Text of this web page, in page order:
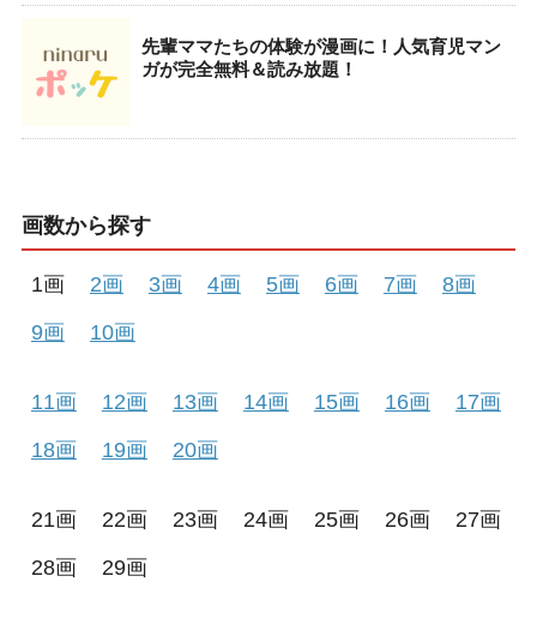
先輩ママたちの体験が漫画に！人気育児マン
ガが完全無料＆読み放題！
画数から探す
1画 2画 3画 4画 5画 6画 7画
8画
9画
10画
11画 12画 13画 14画 15画 16画
17画
18画
19画 20画
21画 22画 23画 24画 25画 26画
27画
28画
29画